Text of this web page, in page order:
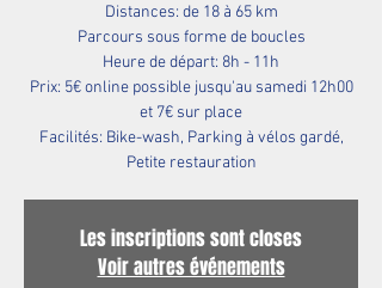
Distances: de 18 à 65 km
Parcours sous forme de boucles
Heure de départ: 8h - 11h
Prix: 5€ online possible jusqu'au samedi 12h00
et 7€ sur place
Facilités: Bike-wash, Parking à vélos gardé,
Petite restauration
Les inscriptions sont closes
Voir autres événements